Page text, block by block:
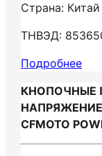
Страна: Китай
ТНВЭД:
Подробнее
КНОПОЧНЫЕ
НАПРЯЖЕНИЕ
CFMOTO